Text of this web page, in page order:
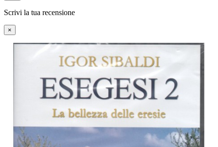
Scrivi la tua recensione
×